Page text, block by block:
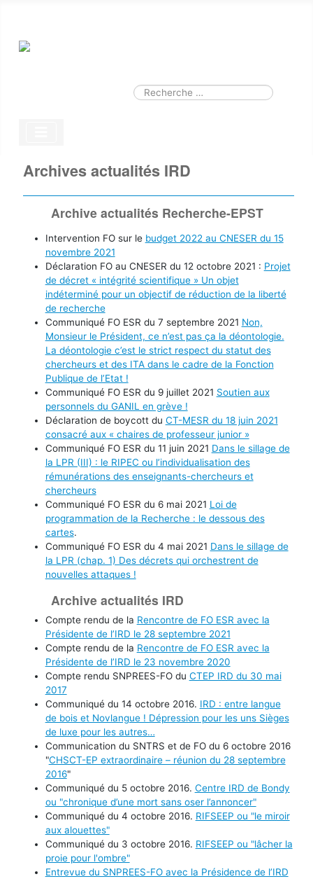
Valider
Archives actualités IRD
Archive actualités Recherche-EPST
Intervention FO sur le budget 2022 au CNESER du 15
novembre 2021
Déclaration FO au CNESER du 12 octobre 2021 : Projet
de décret « intégrité scientifique » Un objet
indéterminé pour un objectif de réduction de la liberté
de recherche
Communiqué FO ESR du 7 septembre 2021 Non,
Monsieur le Président, ce n’est pas ça la déontologie.
La déontologie c’est le strict respect du statut des
chercheurs et des ITA dans le cadre de la Fonction
Publique de l’Etat !
Communiqué FO ESR du 9 juillet 2021 Soutien aux
personnels du GANIL en grève !
Déclaration de boycott du CT-MESR du 18 juin 2021
consacré aux « chaires de professeur junior »
Communiqué FO ESR du 11 juin 2021 Dans le sillage de
la LPR (III) : le RIPEC ou l’individualisation des
rémunérations des enseignants-chercheurs et
chercheurs
Communiqué FO ESR du 6 mai 2021 Loi de
programmation de la Recherche : le dessous des
cartes.
Communiqué FO ESR du 4 mai 2021 Dans le sillage de
la LPR (chap. 1) Des décrets qui orchestrent de
nouvelles attaques !
Archive actualités IRD
Compte rendu de la Rencontre de FO ESR avec la
Présidente de l’IRD le 28 septembre 2021
Compte rendu de la Rencontre de FO ESR avec la
Présidente de l’IRD le 23 novembre 2020
Compte rendu SNPREES-FO du CTEP IRD du 30 mai
2017
Communiqué du 14 octobre 2016. IRD : entre langue
de bois et Novlangue ! Dépression pour les uns Sièges
de luxe pour les autres…
Communication du SNTRS et de FO du 6 octobre 2016
"CHSCT-EP extraordinaire – réunion du 28 septembre
2016"
Communiqué du 5 octobre 2016. Centre IRD de Bondy
ou "chronique d’une mort sans oser l’annoncer"
Communiqué du 4 octobre 2016. RIFSEEP ou "le miroir
aux alouettes"
Communiqué du 3 octobre 2016. RIFSEEP ou "lâcher la
proie pour l'ombre"
Entrevue du SNPREES-FO avec la Présidence de l’IRD